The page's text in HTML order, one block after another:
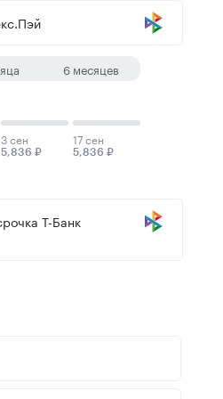
6 месяцев
3 сен
5,836 ₽
17 сен
5,836 ₽
Т-Банк